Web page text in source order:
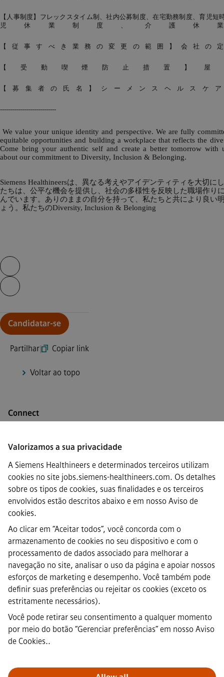
Valorizamos a sua privacidade
A Siemens Healthineers e determinados terceiros utilizam
cookies no site jobs.siemens-healthineers.com. Os detalhes
sobre os tipos de cookies, suas finalidades e os terceiros
envolvidos estão descritos abaixo e em nosso Aviso de
cookies.
Ao clicar em “Aceitar todos”, você concorda com o
armazenamento de cookies no seu dispositivo e com o
processamento de dados associado para melhorar a
navegação no site, analisar o uso da página e apoiar nossos
esforços de marketing e desempenho. Você também pode
definir suas preferências ou rejeitar os cookies (exceto os
estritamente necessários).
Você pode retirar seu consentimento a qualquer momento
por meio do botão “Gerenciar preferências” em nosso Aviso
de Cookies..
【人事制度】フレックスタイム制、社内公募制度、在宅勤務制度、育児短
児休業制度、介護休
【従事すべき業務の変更の範囲】会社の
【受動喫煙防止措置】屋
【募集者の氏名】シーメンスヘルスケ
----------------------------
We value your unique identity and perspective. We are fully
equitable opportunities and building a workplace that reflects the
Come bring your authentic self and create a better tomorrow with
about our commitment to Diversity, Inclusion & Belonging.
Siemens Healthineersは、異なる考えやアイデンティティを大切に
たちは、公平な機会を提供し、社会の多様性を反映した職場作り
んでいます。ありのままの自分を持って、私たちと共により良い
ょう。私たちのDiversity, Inclusion & Belonging
Skip video slider
Candidatar-se
Partilhar| Copiar link
Voltar ao topo
Connect
Siemens Healthineers AG © 2026·
FAQs
·
Informação empresarial
·
Aviso de Cookies
·
Termos de uso
ID digital
·
Nota importante:A todos os candidatos a emprego que desejem
integrar a nossa equipa, informamos que a Siemens não solicita o
de candidatura. Não pedimos dados bancários ou informações